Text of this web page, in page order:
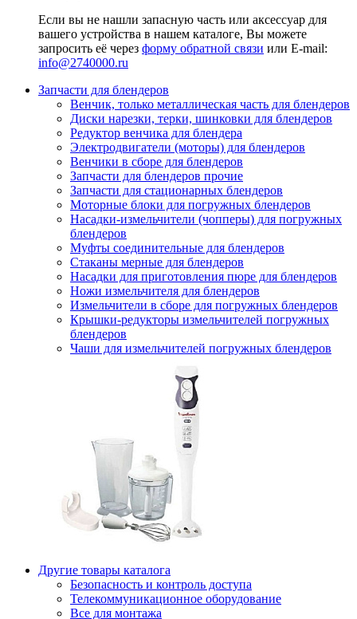
Если вы не нашли запасную часть или аксессуар для
вашего устройства в нашем каталоге, Вы можете
запросить её через форму обратной связи или E-mail:
info@2740000.ru
Запчасти для блендеров
Венчик, только металлическая часть для блендеров
Диски нарезки, терки, шинковки для блендеров
Редуктор венчика для блендера
Электродвигатели (моторы) для блендеров
Венчики в сборе для блендеров
Запчасти для блендеров прочие
Запчасти для стационарных блендеров
Моторные блоки для погружных блендеров
Насадки-измельчители (чопперы) для погружных
блендеров
Муфты соединительные для блендеров
Стаканы мерные для блендеров
Насадки для приготовления пюре для блендеров
Ножи измельчителя для блендеров
Измельчители в сборе для погружных блендеров
Крышки-редукторы измельчителей погружных
блендеров
Чаши для измельчителей погружных блендеров
Другие товары каталога
Безопасность и контроль доступа
Телекоммуникационное оборудование
Все для монтажа